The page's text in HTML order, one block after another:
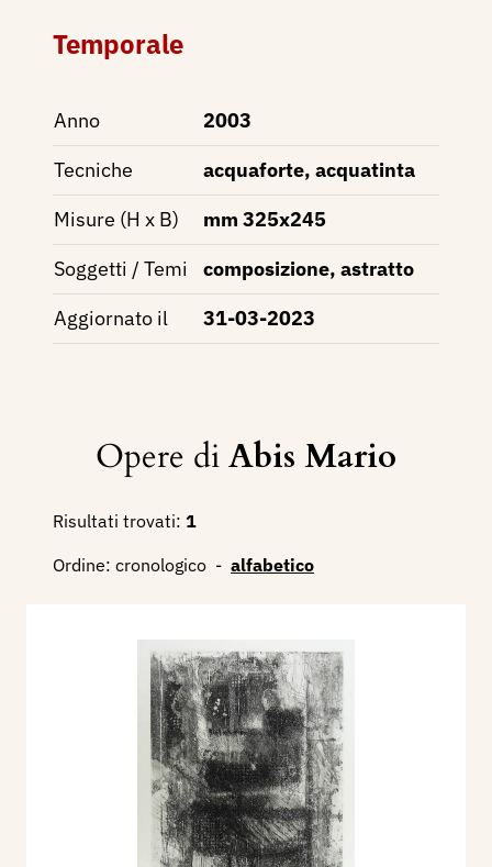
Temporale
Anno
2003
Tecniche
acquaforte, acquatinta
Misure (H x B)
mm 325x245
Soggetti / Temi
composizione, astratto
Aggiornato il
31-03-2023
Opere diAbis Mario
Risultati trovati: 1
Ordine: cronologico - alfabetico